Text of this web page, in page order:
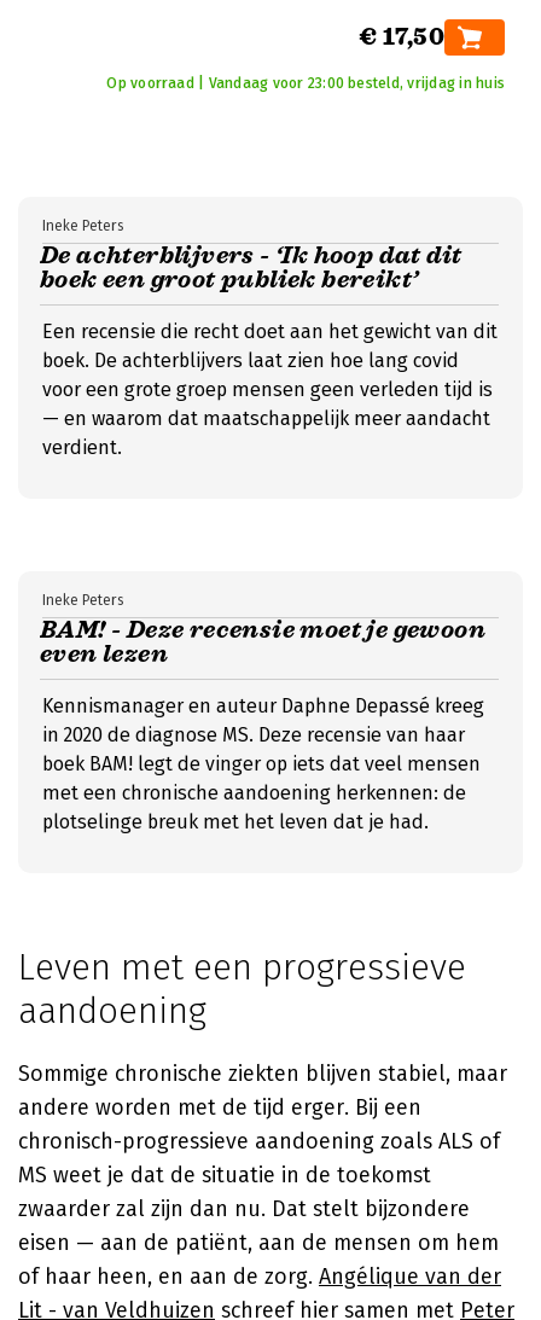
€ 17,50
Op voorraad | Vandaag voor 23:00 besteld, vrijdag in huis
De achterblijvers - ‘Ik hoop dat dit
boek een groot publiek bereikt’
Ineke Peters
Een recensie die recht doet aan het gewicht van dit
boek. De achterblijvers laat zien hoe lang covid
voor een grote groep mensen geen verleden tijd is
— en waarom dat maatschappelijk meer aandacht
verdient.
BAM! - Deze recensie moet je gewoon
even lezen
Ineke Peters
Kennismanager en auteur Daphne Depassé kreeg
in 2020 de diagnose MS. Deze recensie van haar
boek BAM! legt de vinger op iets dat veel mensen
met een chronische aandoening herkennen: de
plotselinge breuk met het leven dat je had.
Leven met een progressieve
aandoening
Sommige chronische ziekten blijven stabiel, maar
andere worden met de tijd erger. Bij een
chronisch-progressieve aandoening zoals ALS of
MS weet je dat de situatie in de toekomst
zwaarder zal zijn dan nu. Dat stelt bijzondere
eisen — aan de patiënt, aan de mensen om hem
of haar heen, en aan de zorg. Angélique van der
Lit - van Veldhuizen schreef hier samen met Peter